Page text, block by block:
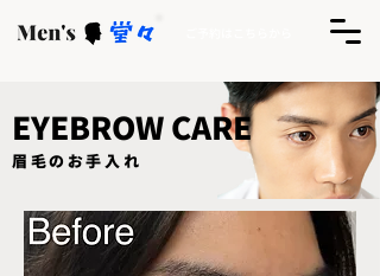
EYEBROW CARE​
​眉毛のお手入れ